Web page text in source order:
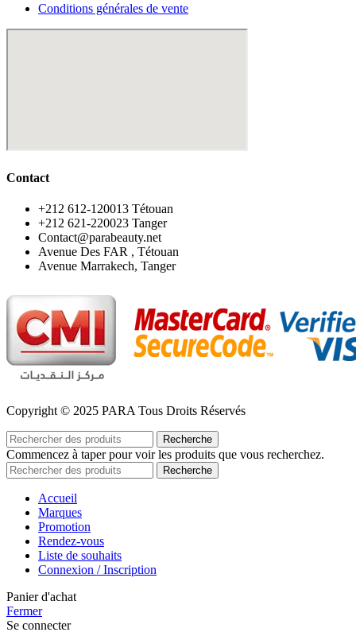
Conditions générales de vente
Contact
‪+212 612-120013 Tétouan
‪+212 621-220023 Tanger
Contact@parabeauty.net
Avenue Des FAR , Tétouan
Avenue Marrakech, Tanger
Copyright © 2025 PARA Tous Droits Réservés
Recherche
Commencez à taper pour voir les produits que vous recherchez.
Recherche
Accueil
Marques
Promotion
Rendez-vous
Liste de souhaits
Connexion / Inscription
Panier d'achat
Fermer
Se connecter